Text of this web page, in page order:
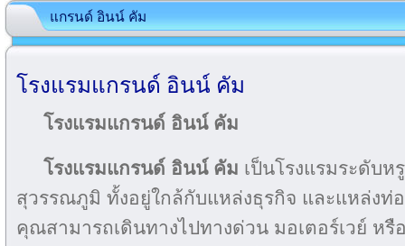
แกรนด์ อินน์ คัม
โรงแรมแกรนด์ อินน์ คัม
โรงแรมแกรนด์ อินน์ คัม
โรงแรมแกรนด์ อินน์ คัม เป็นโรงแรมระดับ
สุวรรณภูมิ ทั้งอยู่ใกล้กับแหล่งธุรกิจ และแหล่งท่
คุณสามารถเดินทางไปทางด่วน มอเตอร์เวย์ ห